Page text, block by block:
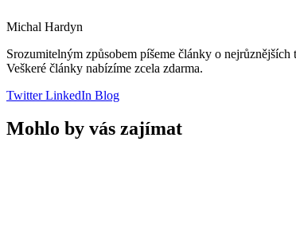
Michal Hardyn
Srozumitelným způsobem píšeme články o
Veškeré články nabízíme zcela zdarma.
TwitterLinkedIn Blog
Mohlo by vás zajímat